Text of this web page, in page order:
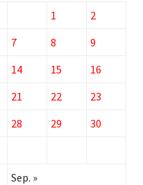
1
2
7 8
9
14 15
16
21 22
23
28 29
30
Sep. »